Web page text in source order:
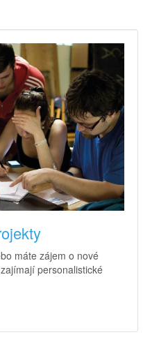
máte zájem o nové
personalistické